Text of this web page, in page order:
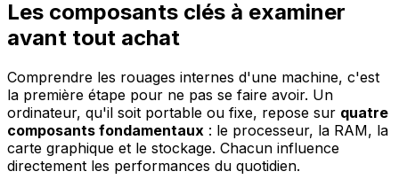
Les composants clés à examiner
avant tout achat
Comprendre les rouages internes d'une machine, c'est
la première étape pour ne pas se faire avoir. Un
ordinateur, qu'il soit portable ou fixe, repose sur quatre
composants fondamentaux : le processeur, la RAM, la
carte graphique et le stockage. Chacun influence
directement les performances du quotidien.